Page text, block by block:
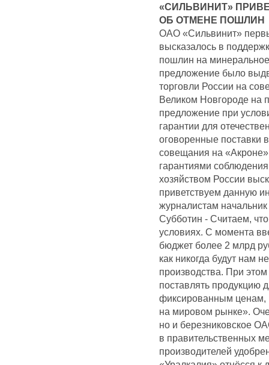
«СИЛЬВИНИТ»
ОБ ОТМЕНЕ ПОШЛИН
ОАО «Сильвинит»
высказалось в
пошлин на
предложение было
торговли России на
Великом Новгороде на
предложение при
гарантии для
оговоренные поставки
совещания на
гарантиями
хозяйством России
приветствуем данную
журналистам
Субботин - Считаем,
условиях. С момента
бюджет более 2 млрд
как никогда будут нам
производства. При
поставлять продукцию
фиксированным ценам,
на мировом рынке».
но и березниковское
в правительственных
производителей